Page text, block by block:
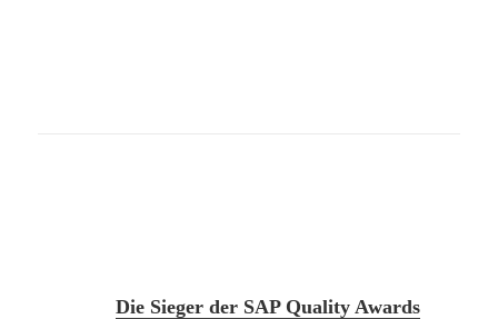
Die Sieger der SAP Quality Awards